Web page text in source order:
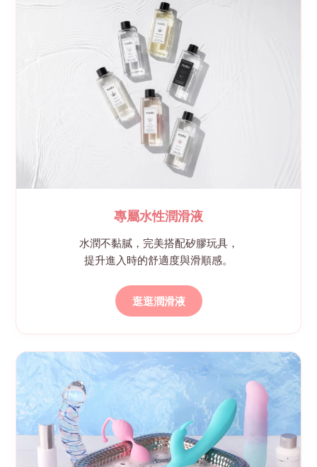
專屬水性潤滑液
水潤不黏膩，完美搭配矽膠玩具，
提升進入時的舒適度與滑順感。
逛逛潤滑液